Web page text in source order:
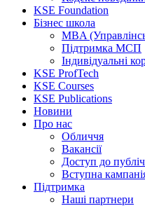
KSE Foundation
Бізнес школа
MBA
Підтримка МСП
Індивідуальні
KSE ProfTech
KSE Courses
KSE Publications
Новини
Про нас
Обличчя
Вакансії
Доступ до
Вступна
Підтримка
Наші партнери